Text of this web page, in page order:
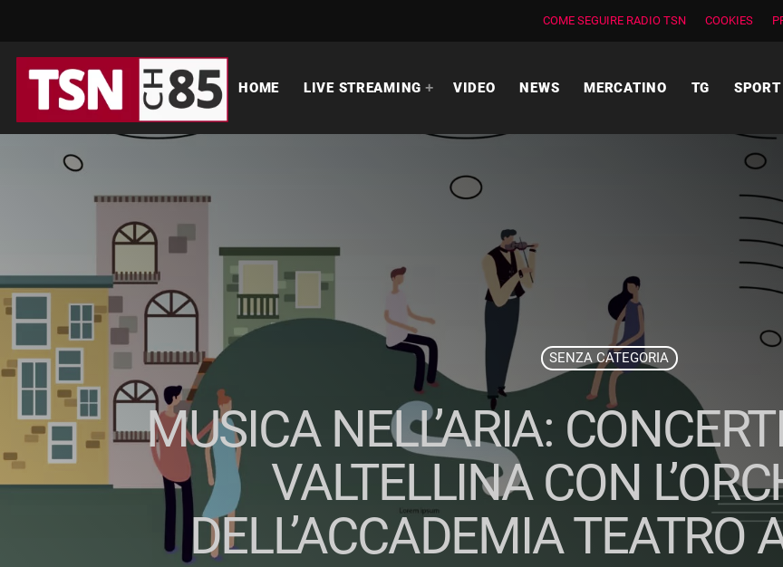
COME SEGUIRE RADIO TSN COOKIES
HOME LIVE STREAMING VIDEO NEWS MERCATINO TG SPORT
SENZA CATEGORIA
MUSICA NELL’ARIA:
VALTELLINA CON
DELL’ACCADEMIA TEATRO